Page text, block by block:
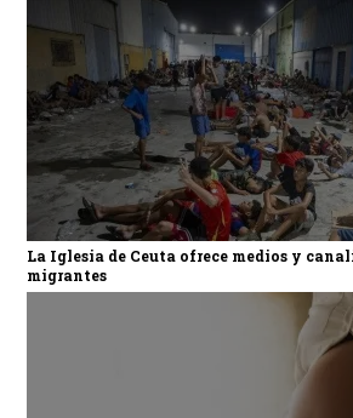
La Iglesia de Ceuta ofrece medios y
migrantes